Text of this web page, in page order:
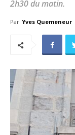
2h30 du matin.
Par Yves Quemeneur